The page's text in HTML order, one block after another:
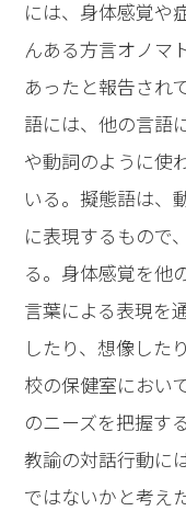
には、身体感覚や
んある方言オノマ
あったと報告され
語には、他の言語
や動詞のように使
いる。擬態語は、
に表現するもので
る。身体感覚を他
言葉による表現を
したり、想像した
校の保健室におい
のニーズを把握す
教諭の対話行動に
ではないかと考えた